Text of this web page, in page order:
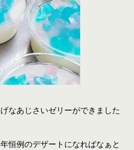
なあじさいゼリーができました
恒例のデザートになればなぁと